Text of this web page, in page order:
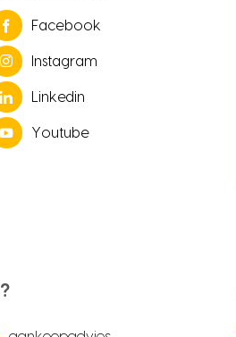
Facebook
Instagram
Linkedin
Youtube